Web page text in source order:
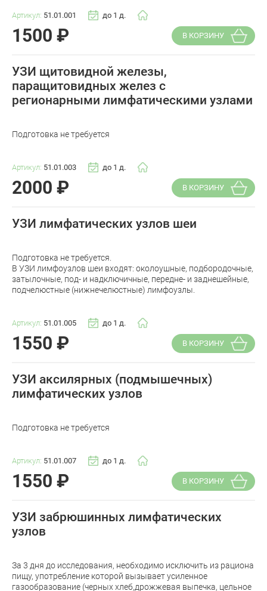
Артикул: 51.01.001 до 1 д.
1500 ₽ В КОРЗИНУ
УЗИ щитовидной железы,
паращитовидных желез с
регионарными лимфатическими узлами
Подготовка не требуется
Артикул: 51.01.003 до 1 д.
2000 ₽ В КОРЗИНУ
УЗИ лимфатических узлов шеи
Подготовка не требуется.
В УЗИ лимфоузлов шеи входят: околоушные, подбородочные,
затылочные, под- и надключичные, передне- и заднешейные,
подчелюстные (нижнечелюстные) лимфоузлы.
Артикул: 51.01.005 до 1 д.
1550 ₽ В КОРЗИНУ
УЗИ аксилярных (подмышечных)
лимфатических узлов
Подготовка не требуется
Артикул: 51.01.007 до 1 д.
1550 ₽ В КОРЗИНУ
УЗИ забрюшинных лимфатических
узлов
За 3 дня до исследования, необходимо исключить из рациона
пищу, употребление которой вызывает усиленное
газообразование (черных хлеб,дрожжевая выпечка, цельное